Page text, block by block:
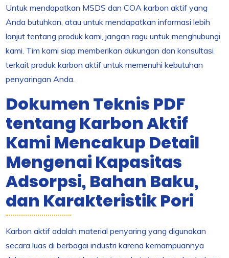
Untuk mendapatkan MSDS dan COA karbon aktif yang
Anda butuhkan, atau untuk mendapatkan informasi lebih
lanjut tentang produk kami, jangan ragu untuk menghubungi
kami. Tim kami siap memberikan dukungan dan konsultasi
terkait produk karbon aktif untuk memenuhi kebutuhan
penyaringan Anda.
Dokumen Teknis PDF
tentang Karbon Aktif
Kami Mencakup Detail
Mengenai Kapasitas
Adsorpsi, Bahan Baku,
dan Karakteristik Pori
Karbon aktif adalah material penyaring yang digunakan
secara luas di berbagai industri karena kemampuannya